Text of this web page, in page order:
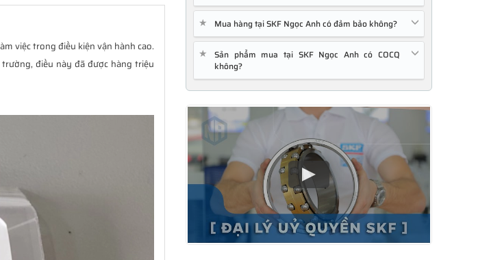
việc trong điều kiện vận hành cao.
điều này đã được hàng triệu
★ Mua hàng tại SKF Ngọc Anh có đảm bảo không?
★
Sản phẩm mua tại SKF Ngọc Anh có COCQ
không?